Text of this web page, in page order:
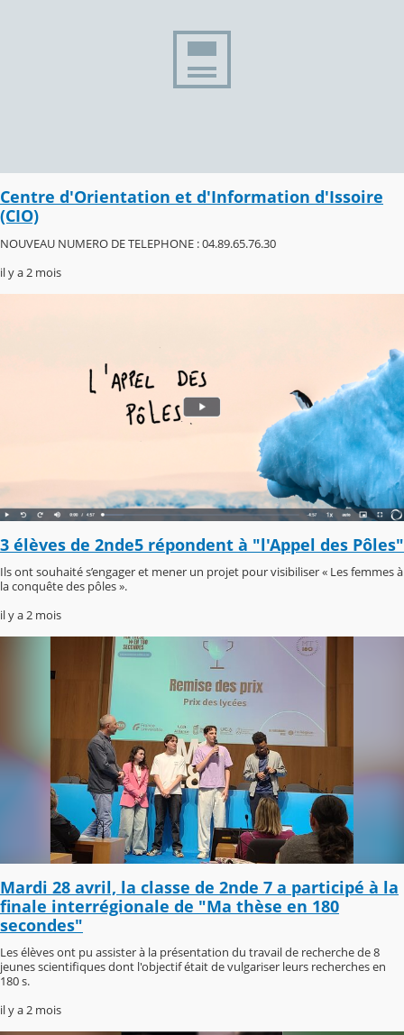
Centre d'Orientation et d'Information d'Issoire
(CIO)
NOUVEAU NUMERO DE TELEPHONE : 04.89.65.76.30
il y a 2 mois
3 élèves de 2nde5 répondent à "l'Appel des Pôles"
Ils ont souhaité s’engager et mener un projet pour visibiliser « Les femmes à
la conquête des pôles ».
il y a 2 mois
Mardi 28 avril, la classe de 2nde 7 a participé à la
finale interrégionale de "Ma thèse en 180
secondes"
Les élèves ont pu assister à la présentation du travail de recherche de 8
jeunes scientifiques dont l'objectif était de vulgariser leurs recherches en
180 s.
il y a 2 mois